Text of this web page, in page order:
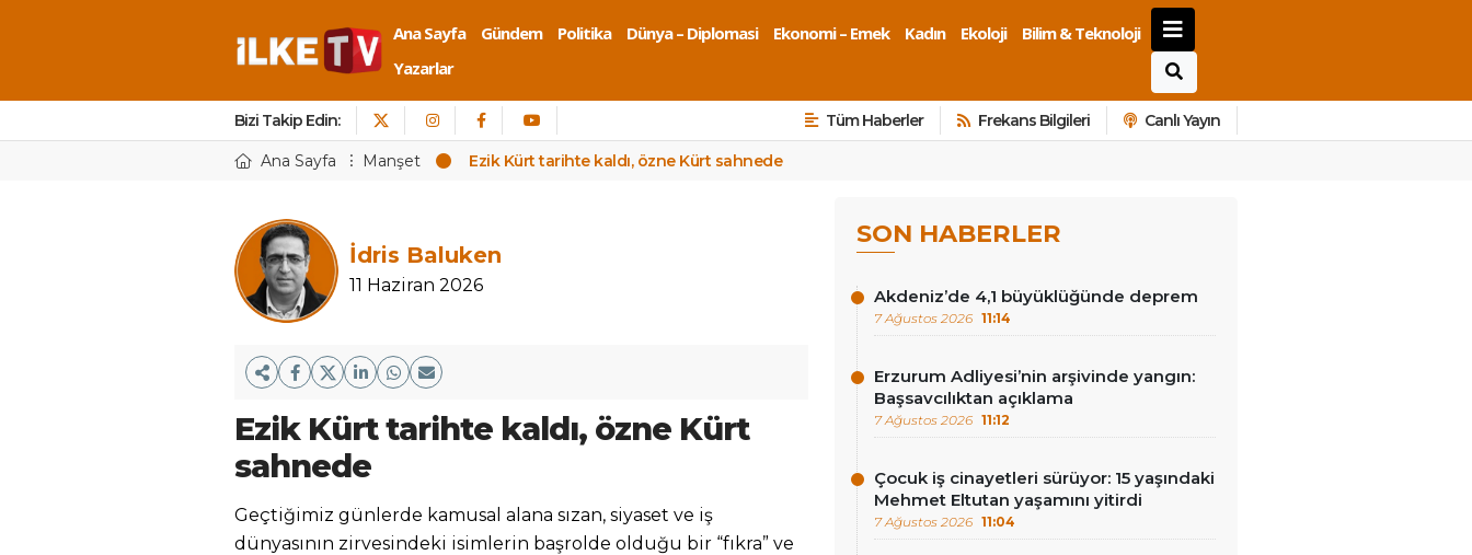
Ana Sayfa Gündem Politika Dünya – Diplomasi Ekonomi – Emek Kadın Ekoloji
Bilim & Teknoloji
Yazarlar
Bizi Takip Edin: Tüm Haberler Frekans Bilgileri Canlı Yayın
Ana Sayfa Manşet Ezik Kürt tarihte kaldı, özne Kürt sahnede
İdris Baluken
11 Haziran 2026
Ezik Kürt tarihte kaldı, özne Kürt
sahnede
Geçtiğimiz günlerde kamusal alana sızan, siyaset ve iş
dünyasının zirvesindeki isimlerin başrolde olduğu bir “fıkra” ve
SON HABERLER
Akdeniz’de 4,1 büyüklüğünde deprem
7 Ağustos 2026 11:14
Erzurum Adliyesi’nin arşivinde yangın:
Başsavcılıktan açıklama
7 Ağustos 2026 11:12
Çocuk iş cinayetleri sürüyor: 15 yaşındaki
Mehmet Eltutan yaşamını yitirdi
7 Ağustos 2026 11:04